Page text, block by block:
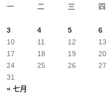
一
二 三 四
« 七月
3
4 5 6
10
11 12 13
17
18 19 20
24
25 26 27
31